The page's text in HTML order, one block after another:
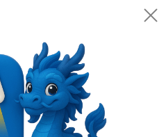
Открыть